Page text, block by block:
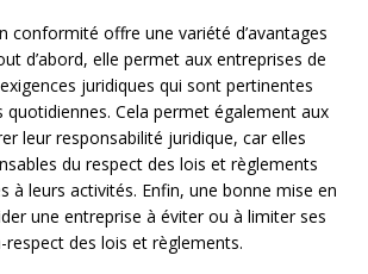
conformité offre une variété d’avantages
d’abord, elle permet aux entreprises de
juridiques qui sont pertinentes
quotidiennes. Cela permet également aux
leur responsabilité juridique, car elles
du respect des lois et règlements
à leurs activités. Enfin, une bonne mise en
une entreprise à éviter ou à limiter ses
respect des lois et règlements.